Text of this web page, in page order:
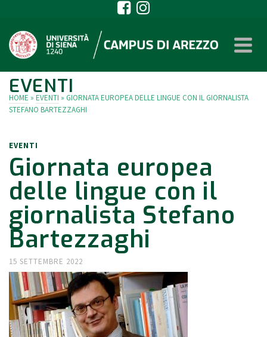
EVENTI
HOME » EVENTI » GIORNATA EUROPEA DELLE LINGUE CON IL GIORNALISTA
STEFANO BARTEZZAGHI
EVENTI
Giornata europea
delle lingue con il
giornalista Stefano
Bartezzaghi
15 SETTEMBRE 2022